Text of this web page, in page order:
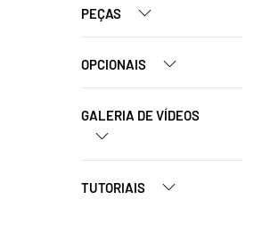
PEÇAS
OPCIONAIS
GALERIA DE VÍDEOS
TUTORIAIS